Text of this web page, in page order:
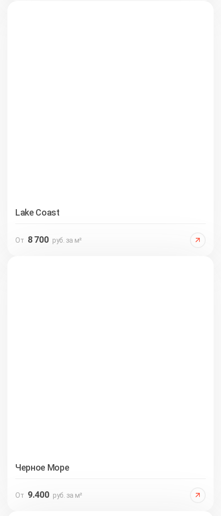
Lake Coast
От 8 700 руб. за м²
Черное Море
От 9.400 руб. за м²